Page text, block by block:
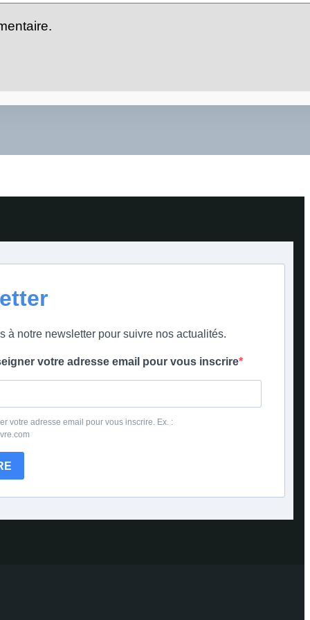
à notre newsletter pour suivre nos actualités.
votre adresse email pour vous inscrire
votre adresse email pour vous inscrire. Ex. :